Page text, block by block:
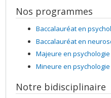
Nos programmes
Baccalauréat en
Baccalauréat en
Majeure en psychologie
Mineure en psychologie
Notre bidisciplinaire